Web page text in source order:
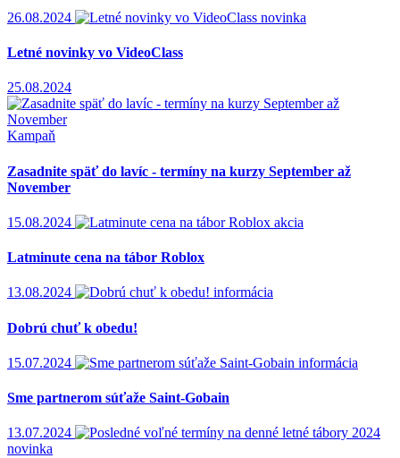
26.08.2024 novinka
Letné novinky vo VideoClass
25.08.2024
Kampaň
Zasadnite späť do lavíc - termíny na kurzy September až
November
15.08.2024 akcia
Latminute cena na tábor Roblox
13.08.2024 informácia
Dobrú chuť k obedu!
15.07.2024 informácia
Sme partnerom súťaže Saint-Gobain
13.07.2024
novinka